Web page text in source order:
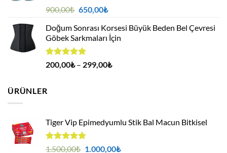
5 üzerinden
oy
aldı
900,00₺ Orijinal
900,00₺.
650,00₺Şu
fiyat:
650,00₺.
Doğum Sonrası Korsesi Büyük Beden Bel Çevresi
Göbek Sarkmaları İçin
5 üzerinden
5.00oy
200,00₺ – 299,00₺Fiyat
ÜRÜNLER
Tiger Vip Epimedyumlu Stik Bal Macun Bitkisel
5
1.500,00₺ Orijinal
1.000,00₺Şu